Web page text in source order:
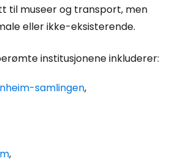
til museer og transport, men
eller ikke-eksisterende.
institusjonene inkluderer:
samlingen,
,